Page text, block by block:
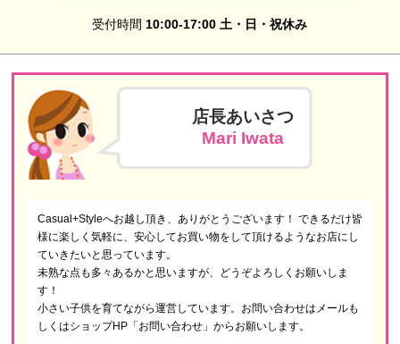
受付時間10:00-17:00 土・日・祝休み
店長あいさつ
Mari Iwata
Casual+Styleへお越し頂き、ありがとうございます！ できるだけ皆
様に楽しく気軽に、安心してお買い物をして頂けるようなお店にし
ていきたいと思っています。
未熟な点も多々あるかと思いますが、どうぞよろしくお願いしま
す！
小さい子供を育てながら運営しています。お問い合わせはメールも
しくはショップHP「お問い合わせ」からお願いします。